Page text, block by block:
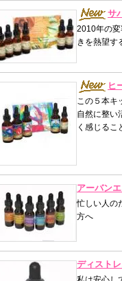
サ
2010年の
きを熱望す
ヒ
この５本キ
自然に整い
く感じるこ
アーバン
忙しい人の
方へ
ディスト